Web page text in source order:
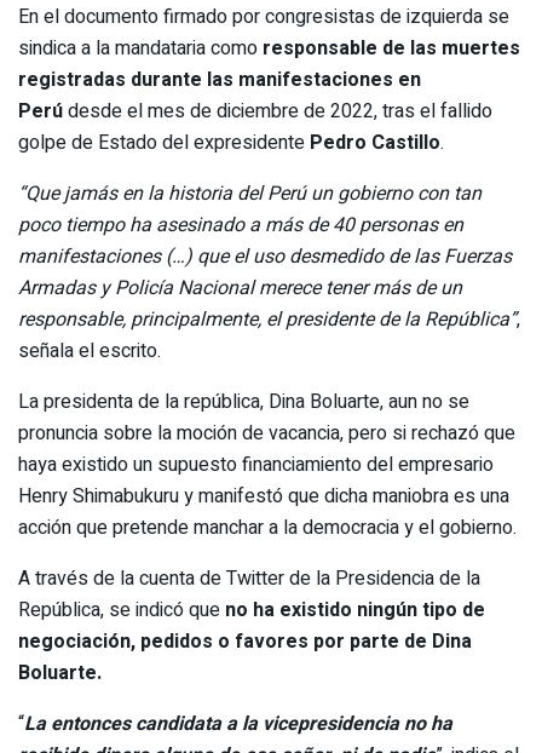
En el documento firmado por congresistas de izquierda se
sindica a la mandataria como responsable de las muertes
registradas durante las manifestaciones en
Perúdesde el mes de diciembre de 2022, tras el fallido
golpe de Estado del expresidente Pedro Castillo.
“Que jamás en la historia del Perú un gobierno con tan
poco tiempo ha asesinado a más de 40 personas en
manifestaciones (…) que el uso desmedido de las Fuerzas
Armadas y Policía Nacional merece tener más de un
responsable, principalmente, el presidente de la República”,
señala el escrito.
La presidenta de la república, Dina Boluarte, aun no se
pronuncia sobre la moción de vacancia, pero si rechazó que
haya existido un supuesto financiamiento del empresario
Henry Shimabukuru y manifestó que dicha maniobra es una
acción que pretende manchar a la democracia y el gobierno.
A través de la cuenta de Twitter de la Presidencia de la
República, se indicó que no ha existido ningún tipo de
negociación, pedidos o favores por parte de Dina
Boluarte.
“La entonces candidata a la vicepresidencia no ha